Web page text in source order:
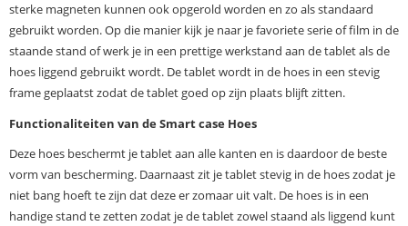
sterke magneten kunnen ook opgerold worden en zo als standaard
gebruikt worden. Op die manier kijk je naar je favoriete serie of film in de
staande stand of werk je in een prettige werkstand aan de tablet als de
hoes liggend gebruikt wordt. De tablet wordt in de hoes in een stevig
frame geplaatst zodat de tablet goed op zijn plaats blijft zitten.
Functionaliteiten van de Smart case Hoes
Deze hoes beschermt je tablet aan alle kanten en is daardoor de beste
vorm van bescherming. Daarnaast zit je tablet stevig in de hoes zodat je
niet bang hoeft te zijn dat deze er zomaar uit valt. De hoes is in een
handige stand te zetten zodat je de tablet zowel staand als liggend kunt